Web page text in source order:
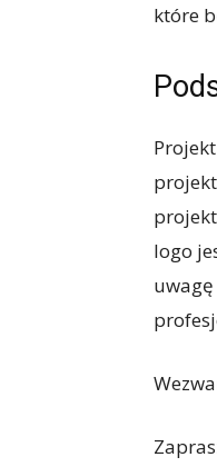
które
logo